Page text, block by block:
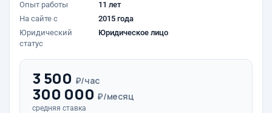
Опыт работы
11 лет
На сайте с
2015 года
Юридический
статус
Юридическое лицо
3 500 ₽/час
300 000 ₽/месяц
средняя ставка